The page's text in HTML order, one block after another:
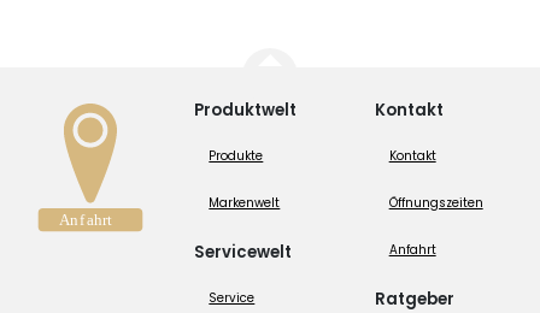
Produktwelt
Produkte
Markenwelt
Servicewelt
Service
Kontakt
Kontakt
Öffnungszeiten
Anfahrt
Ratgeber